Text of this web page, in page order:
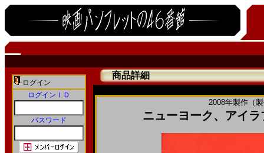
ログイン
ログインＩＤ
パスワード
商品詳細
2008年製作（
ニューヨーク、アイ